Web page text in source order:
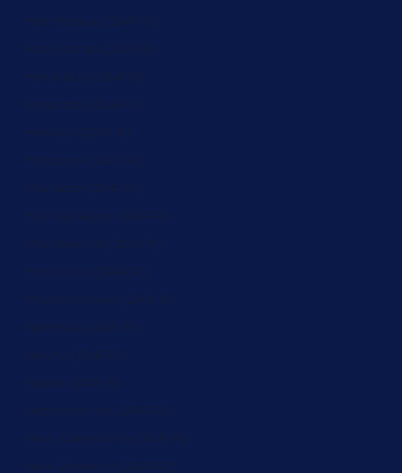
Martinique (ZAR R)
Mauritania (ZAR R)
Mauritius (ZAR R)
Mayotte (ZAR R)
Mexico (ZAR R)
Moldova (ZAR R)
Monaco (ZAR R)
Montenegro (ZAR R)
Montserrat (ZAR R)
Morocco (ZAR R)
Mozambique (ZAR R)
Namibia (ZAR R)
Nauru (ZAR R)
Nepal (ZAR R)
Netherlands (ZAR R)
New Caledonia (ZAR R)
New Zealand (ZAR R)